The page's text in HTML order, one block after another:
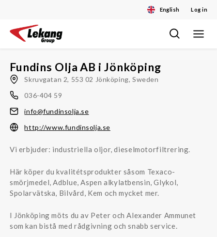
English Log in
Skip
content
Toggle
Fundins Olja AB i Jönköping
Skruvgatan 2, 553 02 Jönköping, Sweden
036-404 59
info@fundinsolja.se
http://www.fundinsolja.se
Vi erbjuder: industriella oljor, dieselmotorfiltrering.
Här köper du kvalitétsprodukter såsom Texaco-
smörjmedel, Adblue, Aspen alkylatbensin, Glykol,
Spolarvätska, Bilvård, Kem och mycket mer.
I Jönköping möts du av Peter och Alexander Ammunet
som kan bistå med rådgivning och snabb service.